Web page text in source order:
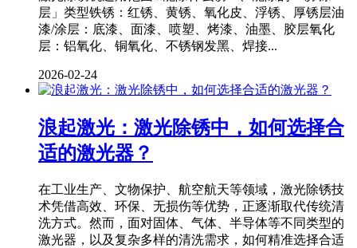
层」类型铁锈：红锈、黄锈、氧化皮、浮锈、厚锈层油
漆/涂层：底漆、面漆、喷塑、烤漆、油墨、胶层氧化
层：铝氧化、铜氧化、不锈钢发黑、焊接...
2026-02-24
浪起激光：激光除锈中，如何选择合
适的激光器？
在工业生产、文物保护、航空航天等领域，激光除锈技
术凭借高效、环保、无损伤等优势，正逐渐取代传统清
洗方式。然而，面对固体、气体、半导体等不同类型的
激光器，以及复杂多样的清洗需求，如何精准选择合适